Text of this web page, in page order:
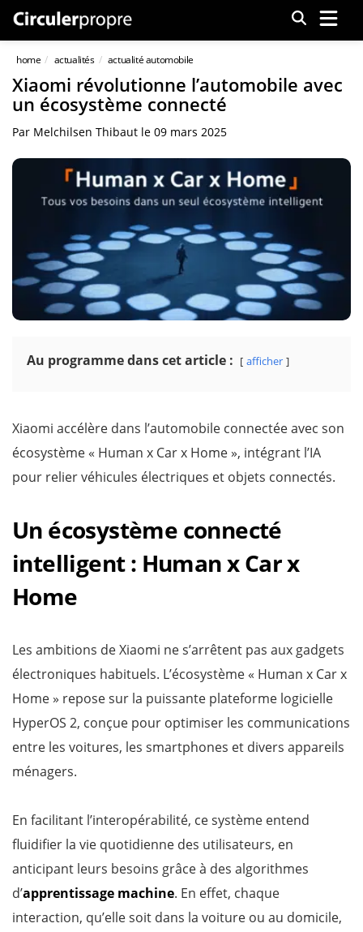
Menu
home actualités actualité automobile
Xiaomi révolutionne l’automobile avec
un écosystème connecté
Par Melchilsen Thibaut le 09 mars 2025
Au programme dans cet article : afficher
Xiaomi accélère dans l’automobile connectée avec son
écosystème « Human x Car x Home », intégrant l’IA
pour relier véhicules électriques et objets connectés.
Un écosystème connecté
intelligent : Human x Car x
Home
Les ambitions de Xiaomi ne s’arrêtent pas aux gadgets
électroniques habituels. L’écosystème « Human x Car x
Home » repose sur la puissante plateforme logicielle
HyperOS 2, conçue pour optimiser les communications
entre les voitures, les smartphones et divers appareils
ménagers.
En facilitant l’interopérabilité, ce système entend
fluidifier la vie quotidienne des utilisateurs, en
anticipant leurs besoins grâce à des algorithmes
d’apprentissage machine. En effet, chaque
interaction, qu’elle soit dans la voiture ou au domicile,